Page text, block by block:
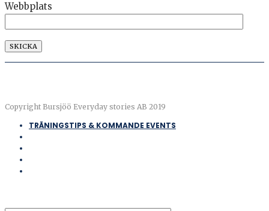
Webbplats
Copyright Bursjöö Everyday stories AB 2019
TRÄNINGSTIPS & KOMMANDE EVENTS